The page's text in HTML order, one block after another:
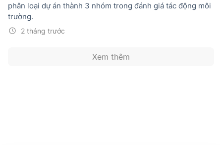
Doanh nghiệp dân tộc
Khác2 tháng trước
phân loại dự án thành 3 nhóm trong đánh giá tác động môi
trường.
Xem thêm